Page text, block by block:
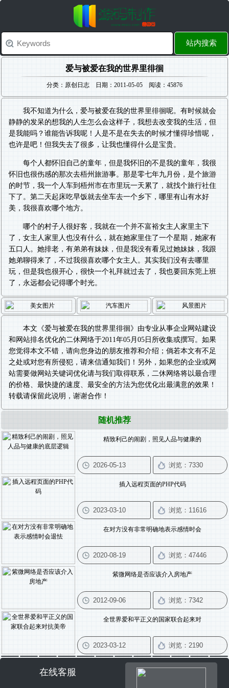
站内搜索
爱与被爱在我的世界里徘徊
分类：原创日志 日期：2011-05-05 阅读：45876
我不知道为什么，爱与被爱在我的世界里徘徊呢。有时候就会
静静的发呆的想我的人生怎么会这样子，我想去改变我的生活，但
是我能吗？谁能告诉我呢！人是不是在失去的时候才懂得珍惜呢，
也许是吧！但我失去了很多，让我也懂得什么是宝贵。
每个人都怀旧自己的童年，但是我怀旧的不是我的童年，我很
怀旧也很伤感的那次去梧州旅游事。那是零七年九月份，是个旅游
的时节，我一个人车到梧州市在市里玩一天累了，就找个旅行社住
下了。第二天起床吃早饭就去坐车去一个乡下，哪里有山有水好
美，我很喜欢哪个地方。
哪个的村子人很好客，我就在一个并不富裕女主人家里主下
了，女主人家里人也没有什么，就在她家里住了一个星期，她家有
五口人。她排老，有弟弟有妹妹，但是我没有看见过她妹妹，我跟
她弟聊得来了，不过我很喜欢哪个女主人。其实我们没有去哪里
玩，但是我也很开心，很快一个礼拜就过去了，我也要回东莞上班
了，永远都会记得哪个时光。
本文《爱与被爱在我的世界里徘徊 》由专业从事企业网站建设
和 网站排名优化的二休网络于2011年05月05日所收集或撰写。如果
您觉得本文不错，请向您身边的朋友推荐和介绍；倘若本文有不足
之处或对您有所侵犯，请来信通知我们！另外，如果您的企业或网
站需要做网站关键词优化请与我们取得联系，二休网络将以最合理
的价格、最快捷的速度、最安全的方法为您优化出最满意的效果！
转载请保留此说明，谢谢合作！
随机推荐
精致利己的闹剧，照见人品与健康的
插入远程页面的PHP代码
在对方没有非常明确地表示感情时会
紫微网络是否应该介入房地产
全世界爱和平正义的国家联合起来对
在线客服